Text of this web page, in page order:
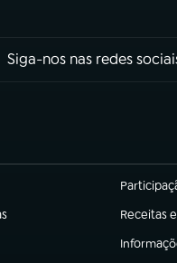
Siga-nos nas redes
(abre em
Receitas
(abre em
(abre em